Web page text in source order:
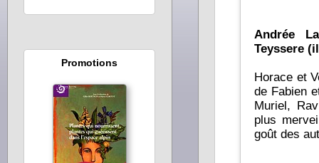
Andrée
Teyssere
Horace et
de Fabien
Muriel,
plus
goût des
Promotions